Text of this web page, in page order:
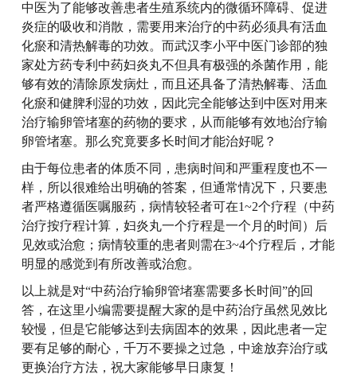
中医为了能够改善患者生殖系统内的微循环障碍、促进
炎症的吸收和消散，需要用来治疗的中药必须具有活血
化瘀和清热解毒的功效。而武汉李小平中医门诊部的独
家处方药专利中药妇炎丸不但具有极强的杀菌作用，能
够有效的清除原发病灶，而且还具备了清热解毒、活血
化瘀和健脾利湿的功效，因此完全能够达到中医对用来
治疗输卵管堵塞的药物的要求，从而能够有效地治疗输
卵管堵塞。那么究竟要多长时间才能治好呢？
由于每位患者的体质不同，患病时间和严重程度也不一
样，所以很难给出明确的答案，但通常情况下，只要患
者严格遵循医嘱服药，病情较轻者可在1~2个疗程（中药
治疗按疗程计算，妇炎丸一个疗程是一个月的时间）后
见效或治愈；病情较重的患者则需在3~4个疗程后，才能
明显的感觉到有所改善或治愈。
以上就是对“中药治疗输卵管堵塞需要多长时间”的回
答，在这里小编需要提醒大家的是中药治疗虽然见效比
较慢，但是它能够达到去病固本的效果，因此患者一定
要有足够的耐心，千万不要操之过急，中途放弃治疗或
更换治疗方法，祝大家能够早日康复！